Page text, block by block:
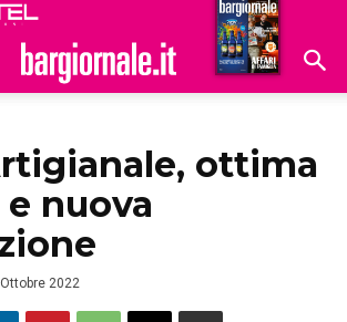
Hoteldomani
ottima
nuova
2022